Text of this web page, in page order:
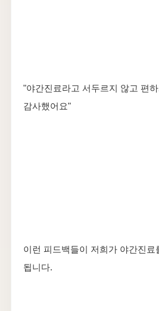
"야간진료라고 서두르지 않고 편
감사했어요"
이런 피드백들이 저희가 야간진료
됩니다.